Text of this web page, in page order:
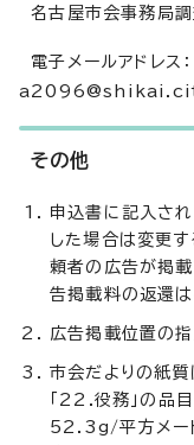
名古屋市会事務局調
電子メールアドレス：
その他
申込書に記入さ
した場合は変更
頼者の広告が掲
告掲載料の返還は
広告掲載位置の指
市会だよりの紙質
「22.役務」の品
52.3g/平方メー